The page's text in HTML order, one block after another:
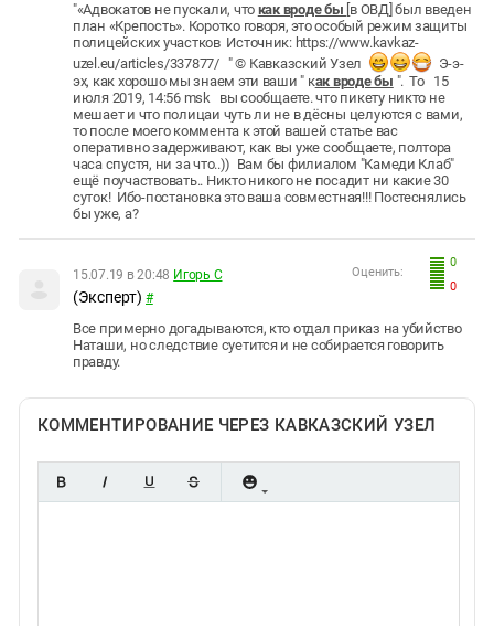
"«Адвокатов не пускали, что как вроде бы [в ОВД] был введен
план «Крепость». Коротко говоря, это особый режим защиты
полицейских участков Источник: https://www.kavkaz-
uzel.eu/articles/337877/ " © Кавказский Узел
Э-э-
эх, как хорошо мы знаем эти ваши " как вроде бы ". То 15
июля 2019, 14:56 msk вы сообщаете. что пикету никто не
мешает и что полицаи чуть ли не в дёсны целуются с вами,
то после моего коммента к этой вашей статье вас
оперативно задерживают, как вы уже сообщаете, полтора
часа спустя, ни за что..)) Вам бы филиалом "Камеди Клаб"
ещё поучаствовать.. Никто никого не посадит ни какие 30
суток! Ибо-постановка это ваша совместная!!! Постеснялись
бы уже, а?
0
0
Оценить:
15.07.19 в 20:48 Игорь С
(Эксперт) #
Все примерно догадываются, кто отдал приказ на убийство
Наташи, но следствие суетится и не собирается говорить
правду.
КОММЕНТИРОВАНИЕ ЧЕРЕЗ КАВКАЗСКИЙ УЗЕЛ